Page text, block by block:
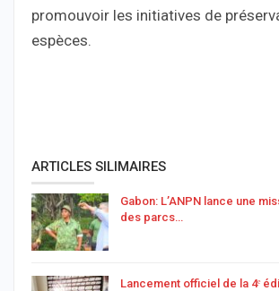
promouvoir les initiatives de
espèces.
ARTICLES SILIMAIRES
Gabon: L’ANPN lance une
des parcs…
Lancement officiel de la 4ᵉ